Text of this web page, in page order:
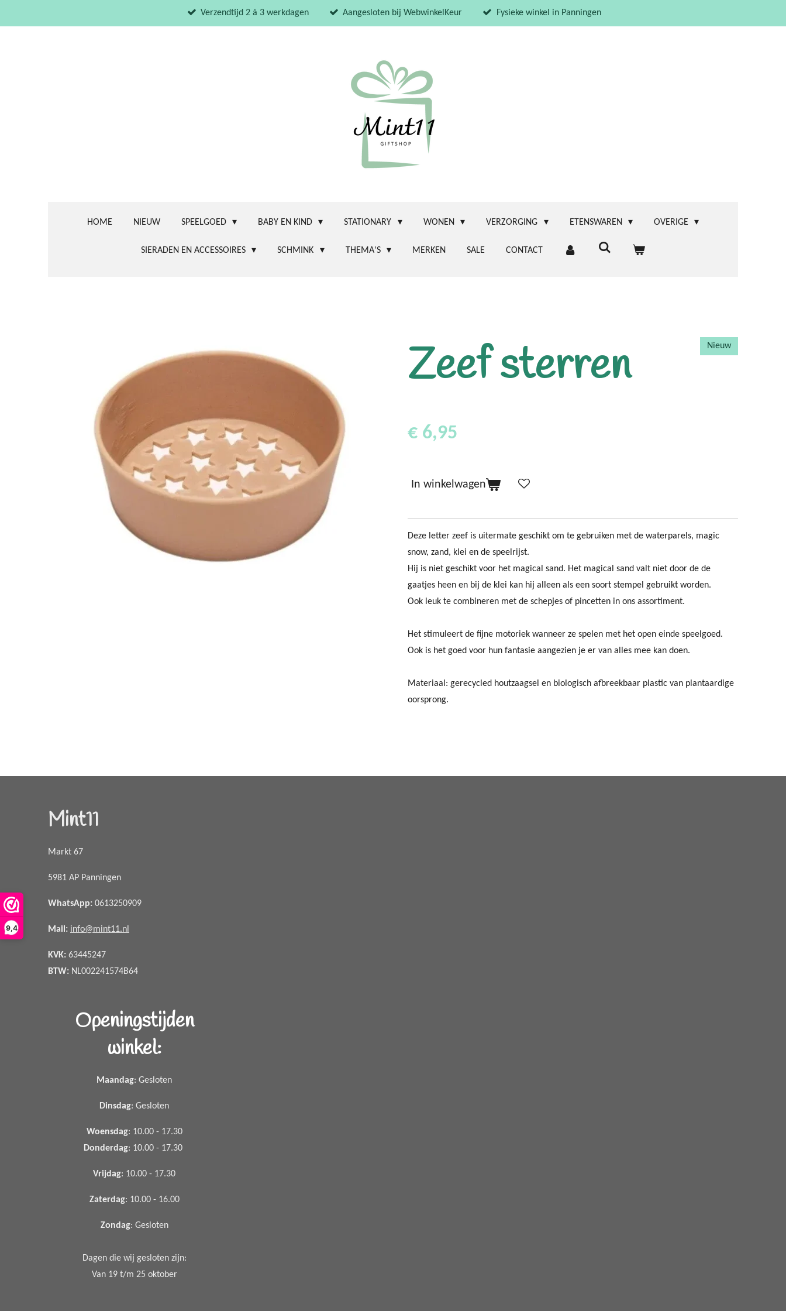
9,4
direct
Verzendtijd 2 á 3 werkdagen Aangesloten bij WebwinkelKeur Fysieke winkel in Panningen
HOME NIEUW SPEELGOED BABY EN KIND STATIONARY WONEN VERZORGING ETENSWAREN OVERIGE
SIERADEN EN ACCESSOIRES SCHMINK THEMA'S MERKEN SALE CONTACT
Zeef sterren Nieuw
€ 6,95
In winkelwagen
Deze letter zeef is uitermate geschikt om te gebruiken met de waterparels, magic
snow, zand, klei en de speelrijst.
Hij is niet geschikt voor het magical sand. Het magical sand valt niet door de de
gaatjes heen en bij de klei kan hij alleen als een soort stempel gebruikt worden.
Ook leuk te combineren met de schepjes of pincetten in ons assortiment.
Het stimuleert de fijne motoriek wanneer ze spelen met het open einde speelgoed.
Ook is het goed voor hun fantasie aangezien je er van alles mee kan doen.
Materiaal: gerecycled houtzaagsel en biologisch afbreekbaar plastic van plantaardige
oorsprong.
Mint11
Markt 67
5981 AP Panningen
WhatsApp: 0613250909
Mail: info@mint11.nl
KVK: 63445247
BTW: NL002241574B64
Openingstijden
winkel:
Maandag: Gesloten
Dinsdag: Gesloten
Woensdag: 10.00 - 17.30
Donderdag: 10.00 - 17.30
Vrijdag: 10.00 - 17.30
Zaterdag: 10.00 - 16.00
Zondag: Gesloten
Dagen die wij gesloten zijn:
Van 19 t/m 25 oktober